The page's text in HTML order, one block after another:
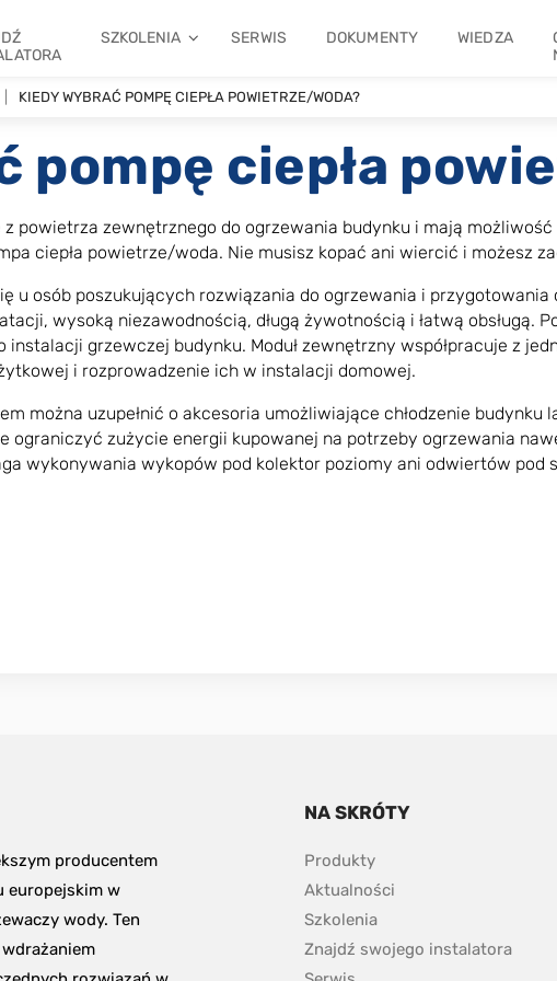
SZKOLENIA SERWIS DOKUMENTY WIEDZA
KIEDY WYBRAĆ POMPĘ CIEPŁA POWIETRZE/WODA?
pompę ciepła
powietrza zewnętrznego do ogrzewania budynku i mają
ciepła powietrze/woda. Nie musisz kopać ani wiercić i możesz
u osób poszukujących rozwiązania do ogrzewania i
wysoką niezawodnością, długą żywotnością i łatwą obsługą.
grzewczej budynku. Moduł zewnętrzny współpracuje z
i rozprowadzenie ich w instalacji domowej.
można uzupełnić o akcesoria umożliwiające chłodzenie budynku
ograniczyć zużycie energii kupowanej na potrzeby ogrzewania
wykonywania wykopów pod kolektor poziomy ani odwiertów pod
producentem
europejskim w
wody. Ten
NA SKRÓTY
Produkty
Aktualności
Szkolenia
Znajdź swojego instalatora